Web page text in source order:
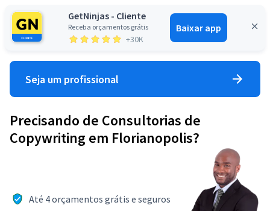
GetNinjas - Cliente
Receba orçamentos grátis
+30K
Baixar app
Entrar
Seja um profissional
Precisando de Consultorias de
Copywriting em Florianopolis?
Até 4 orçamentos grátis e seguros